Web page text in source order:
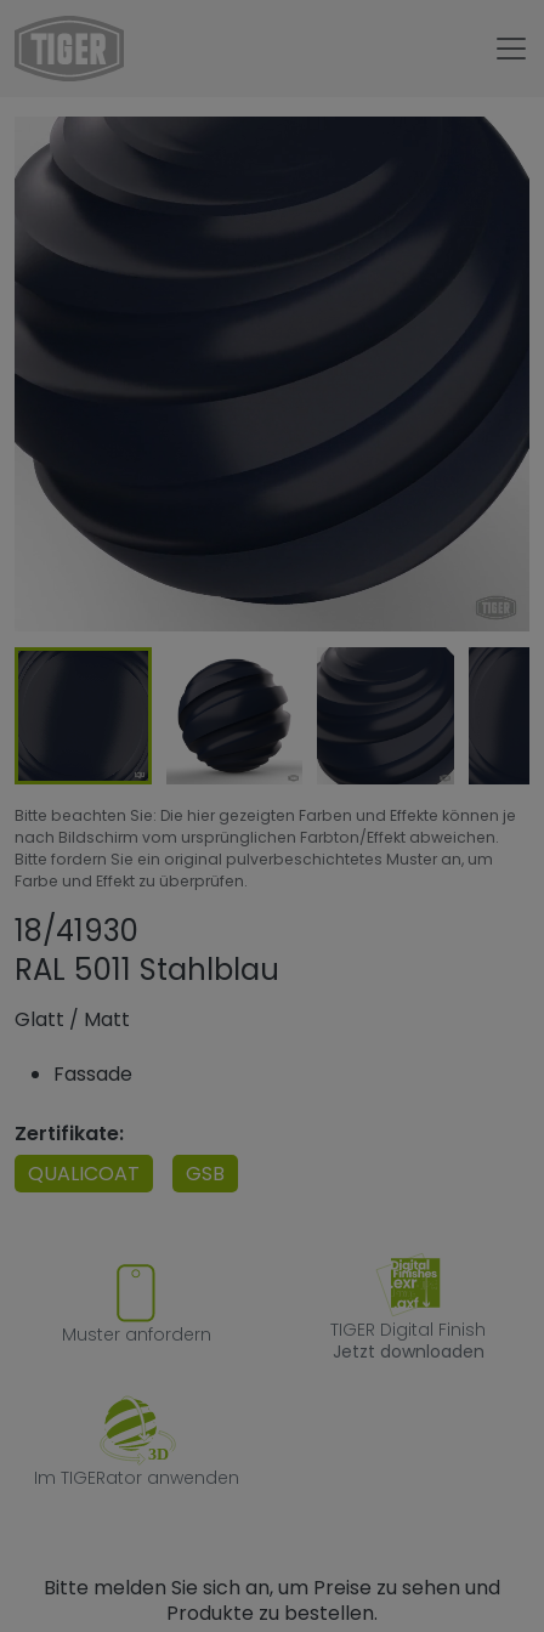
Webshop
18/41930 - RAL 5011 Stahlblau
Bitte beachten Sie: Die hier gezeigten Farben und Effekte können je
nach Bildschirm vom ursprünglichen Farbton/Effekt abweichen.
Bitte fordern Sie ein original pulverbeschichtetes Muster an, um
Farbe und Effekt zu überprüfen.
18/41930
RAL 5011 Stahlblau
Glatt / Matt
Fassade
Zertifikate:
QUALICOAT
GSB
Muster anfordern
Muster anfordern
TIGER Digital
TIGER Digital Finish
Jetzt downloaden
Im TIGERator anwenden
Im TIGERator anwenden
Bitte melden Sie sich an, um Preise zu sehen und
Produkte zu bestellen.